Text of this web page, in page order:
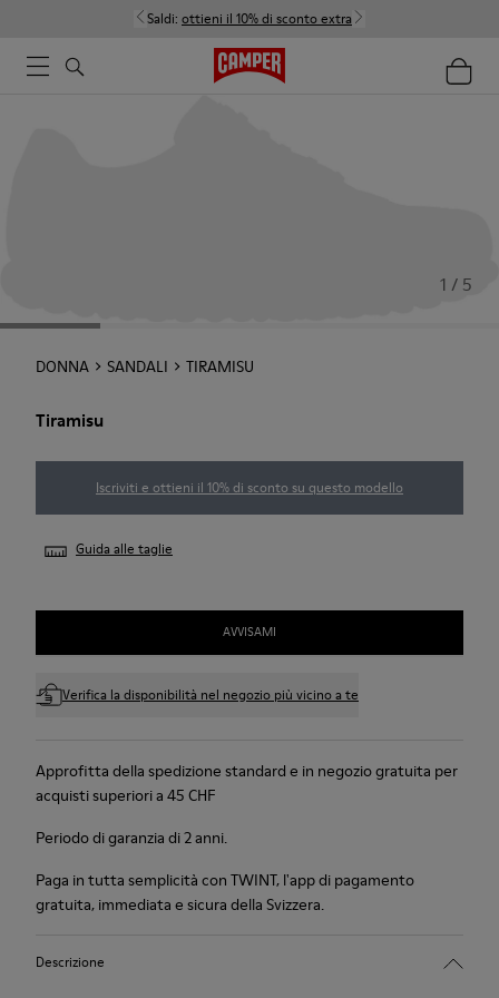
Saldi: ottieni il 10% di sconto extra
1 / 5
DONNA SANDALI TIRAMISU
Tiramisu
Iscriviti e ottieni il 10% di sconto su questo modello
Guida alle taglie
AVVISAMI
Verifica la disponibilità nel negozio più vicino a te
Approfitta della spedizione standard e in negozio gratuita per
acquisti superiori a 45 CHF
Periodo di garanzia di 2 anni.
Paga in tutta semplicità con TWINT, l'app di pagamento
gratuita, immediata e sicura della Svizzera.
Descrizione